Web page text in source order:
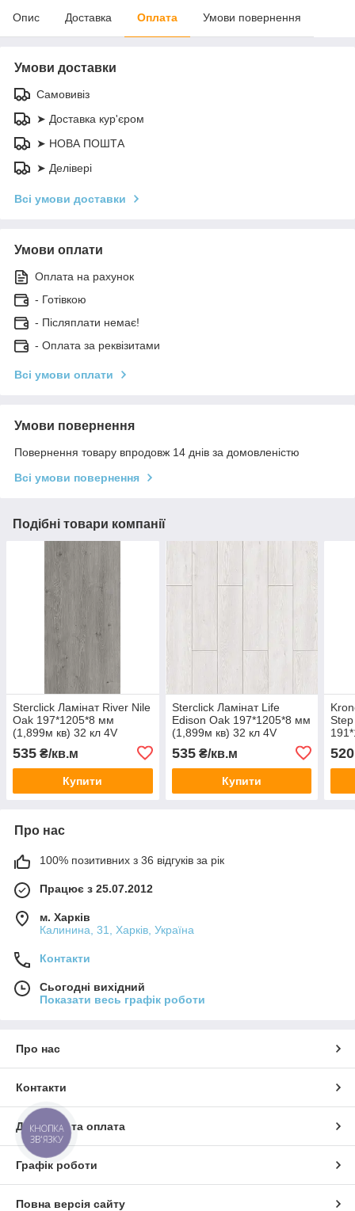
Опис Доставка Оплата Умови повернення
Умови доставки
Самовивіз
➤ Доставка кур'єром
➤ НОВА ПОШТА
➤ Делівері
Всі умови доставки
Умови оплати
Оплата на рахунок
- Готівкою
- Післяплати немає!
- Оплата за реквізитами
Всі умови оплати
Умови повернення
Повернення товару впродовж 14 днів за домовленістю
Всі умови повернення
Подібні товари компанії
Sterclick Ламінат River Nile
Oak 197*1205*8 мм
(1,899м кв) 32 кл 4V
535 ₴/кв.м
Купити
Sterclick Ламінат Life
Edison Oak 197*1205*8 мм
(1,899м кв) 32 кл 4V
535₴/кв.м
Купити
520
Про нас
100% позитивних з 36 відгуків за рік
Працює з 25.07.2012
м. Харків
Калинина, 31, Харків, Україна
Контакти
Сьогодні вихідний
Показати весь графік роботи
Про нас
Контакти
Доставка та оплата
Графік роботи
Повна версія сайту
КНОПКА
ЗВ'ЯЗКУ